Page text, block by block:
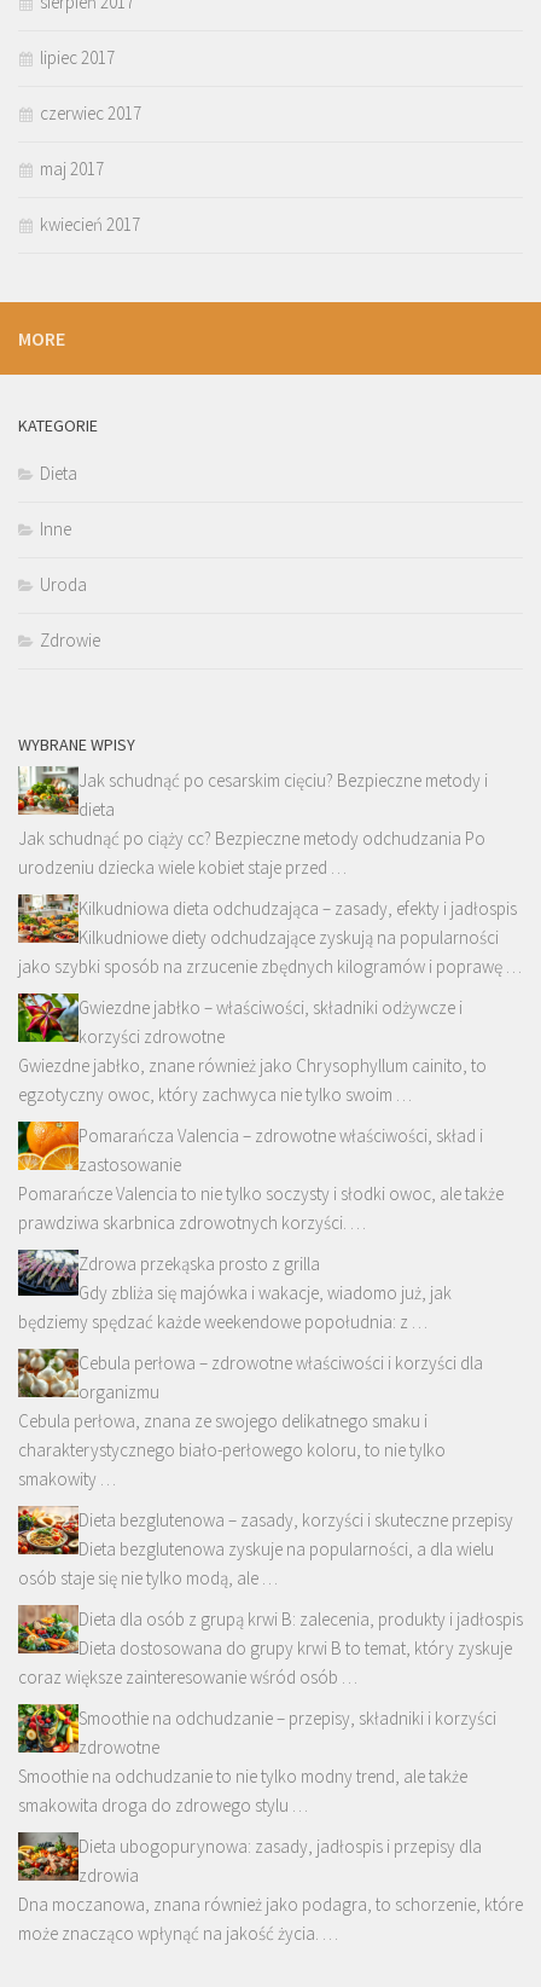
lipiec 2017
czerwiec 2017
maj 2017
kwiecień 2017
MORE
KATEGORIE
Dieta
Inne
Uroda
Zdrowie
WYBRANE WPISY
Jak schudnąć po cesarskim cięciu? Bezpieczne metody i
dieta
Jak schudnąć po ciąży cc? Bezpieczne metody odchudzania Po
urodzeniu dziecka wiele kobiet staje przed …
Kilkudniowa dieta odchudzająca – zasady, efekty i jadłospis
Kilkudniowe diety odchudzające zyskują na popularności
jako szybki sposób na zrzucenie zbędnych kilogramów i poprawę …
Gwiezdne jabłko – właściwości, składniki odżywcze i
korzyści zdrowotne
Gwiezdne jabłko, znane również jako Chrysophyllum cainito, to
egzotyczny owoc, który zachwyca nie tylko swoim …
Pomarańcza Valencia – zdrowotne właściwości, skład i
zastosowanie
Pomarańcze Valencia to nie tylko soczysty i słodki owoc, ale także
prawdziwa skarbnica zdrowotnych korzyści. …
Zdrowa przekąska prosto z grilla
Gdy zbliża się majówka i wakacje, wiadomo już, jak
będziemy spędzać każde weekendowe popołudnia: z …
Cebula perłowa – zdrowotne właściwości i korzyści dla
organizmu
Cebula perłowa, znana ze swojego delikatnego smaku i
charakterystycznego biało-perłowego koloru, to nie tylko
smakowity …
Dieta bezglutenowa – zasady, korzyści i skuteczne przepisy
Dieta bezglutenowa zyskuje na popularności, a dla wielu
osób staje się nie tylko modą, ale …
Dieta dla osób z grupą krwi B: zalecenia, produkty i jadłospis
Dieta dostosowana do grupy krwi B to temat, który zyskuje
coraz większe zainteresowanie wśród osób …
Smoothie na odchudzanie – przepisy, składniki i korzyści
zdrowotne
Smoothie na odchudzanie to nie tylko modny trend, ale także
smakowita droga do zdrowego stylu …
Dieta ubogopurynowa: zasady, jadłospis i przepisy dla
zdrowia
Dna moczanowa, znana również jako podagra, to schorzenie, które
może znacząco wpłynąć na jakość życia. …